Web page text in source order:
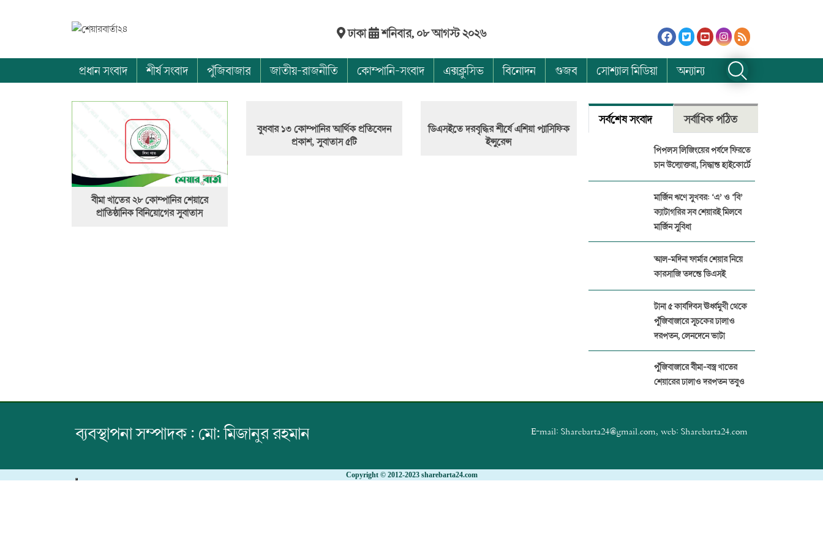
ঢাকা শনিবার, ০৮ আগস্ট ২০২৬
প্রধান সংবাদ শীর্ষ সংবাদ পুঁজিবাজার জাতীয়-রাজনীতি কোম্পানি-সংবাদ এক্সক্লুসিভ বিনোদন গুজব সোশ্যাল মিডিয়া অন্যান্য
বীমা খাতের ২৮ কোম্পানির শেয়ারে
প্রাতিষ্ঠানিক বিনিয়োগের সুবাতাস
বুধবার ১৩ কোম্পানির আর্থিক প্রতিবেদন
প্রকাশ, সুবাতাস ৫টি
ডিএসইতে দরবৃদ্ধির শীর্ষে এশিয়া প্যাসিফিক
ইন্সুরেন্স
সর্বশেষ সংবাদ সর্বাধিক পঠিত
পিপলস লিজিংয়ের পর্ষদে ফিরতে
চান উদ্যোক্তরা, সিদ্ধান্ত হাইকোর্টে
মার্জিন ঋণে সুখবর: ‘এ’ ও ‘বি’
ক্যাটাগরির সব শেয়ারই মিলবে
মার্জিন সুবিধা
আল-মদিনা ফার্মার শেয়ার নিয়ে
কারসাজি তদন্তে ডিএসই
টানা ৫ কার্যদিবস ঊর্ধ্বমুখী থেকে
পুঁজিবাজারে সূচকের ঢালাও
দরপতন, লেনদেনে ভাটা
পুঁজিবাজারে বীমা-বস্ত্র খাতের
শেয়ারের ঢালাও দরপতন তবুও
প্যারামাউন্ট ইন্স্যুরেন্সের বিরুদ্ধে
ব্যবস্থাপনা সম্পাদক : মো: মিজানুর রহমান E-mail: Sharebarta24@gmail.com, web: Sharebarta24.com
Copyright © 2012-2023 sharebarta24.com